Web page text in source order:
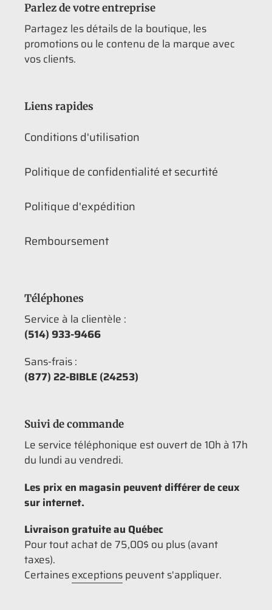
Parlez de votre entreprise
Partagez les détails de la boutique, les
promotions ou le contenu de la marque avec
vos clients.
Liens rapides
Conditions d'utilisation
Politique de confidentialité et securtité
Politique d'expédition
Remboursement
Téléphones
Service à la clientèle :
(514) 933-9466
Sans-frais :
(877) 22-BIBLE (24253)
Suivi de commande
Le service téléphonique est ouvert de 10h à 17h
du lundi au vendredi.
Les prix en magasin peuvent différer de ceux
sur internet.
Livraison gratuite au Québec
Pour tout achat de 75,00$ ou plus (avant
taxes).
Certainesexceptionspeuvent s'appliquer.